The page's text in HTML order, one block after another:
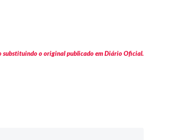
substituindo o original publicado em Diário Oficial.